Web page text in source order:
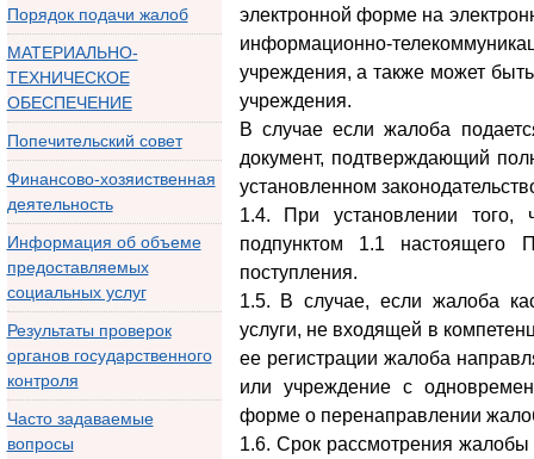
Порядок подачи жалоб
МАТЕРИАЛЬНО-
ТЕХНИЧЕСКОЕ
ОБЕСПЕЧЕНИЕ
Попечительский совет
Финансово-хозяиственная
деятельность
Информация об объеме
предоставляемых
социальных услуг
Результаты проверок
органов государственного
контроля
Часто задаваемые
вопросы
электронной форме на
информационно-
учреждения, а также может
учреждения.
В случае если жалоба
документ, подтверждающий
установленном
1.4. При установлении того,
подпунктом 1.1 настоящего
поступления.
1.5. В случае, если жалоба
услуги, не входящей в
ее регистрации жалоба
или учреждение с
форме о перенаправлении
1.6. Срок рассмотрения